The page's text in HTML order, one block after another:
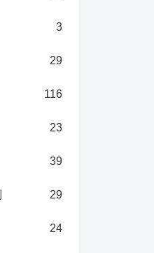
3
29
116
23
39
29
24